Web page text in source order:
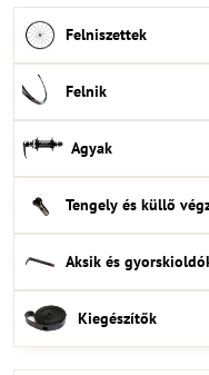
Felniszettek
Felnik
Agyak
Tengely és küllő
Aksik és
Kiegészítők